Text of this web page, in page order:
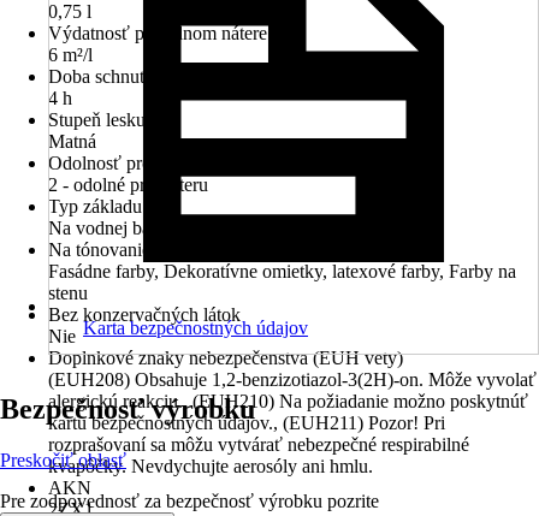
0,75 l
Výdatnosť pri jednom nátere
6 m²/l
Doba schnutia cca
4 h
Stupeň lesku
Matná
Odolnosť proti oteru za mokra
2 - odolné proti oteru
Typ základu
Na vodnej báze
Na tónovanie
Fasádne farby, Dekoratívne omietky, latexové farby, Farby na
stenu
Bez konzervačných látok
Nie
Doplnkové znaky nebezpečenstva (EUH vety)
(EUH208) Obsahuje 1,2-benzizotiazol-3(2H)-on. Môže vyvolať
alergickú reakciu., (EUH210) Na požiadanie možno poskytnúť
kartu bezpečnostných údajov., (EUH211) Pozor! Pri
rozprašovaní sa môžu vytvárať nebezpečné respirabilné
kvapôčky. Nevdychujte aerosóly ani hmlu.
AKN
2ZX1
Karta bezpečnostných údajov
Bezpečnosť výrobku
Preskočiť oblasť
Pre zodpovednosť za bezpečnosť výrobku pozrite